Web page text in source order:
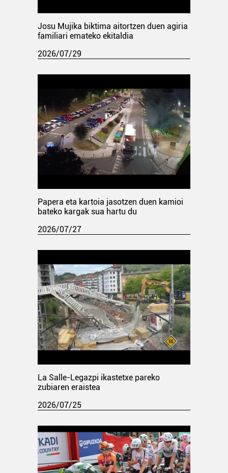
Josu Mujika biktima aitortzen duen agiria
familiari emateko ekitaldia
2026/07/29
Papera eta kartoia jasotzen duen kamioi
bateko kargak sua hartu du
2026/07/27
La Salle-Legazpi ikastetxe pareko
zubiaren eraistea
2026/07/25